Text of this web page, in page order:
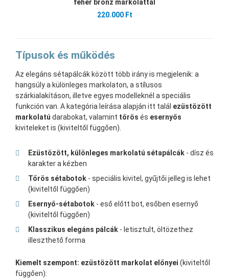
fehér bronz markolattal
220.000 Ft
Típusok és működés
Az elegáns sétapálcák között több irány is megjelenik: a
hangsúly a különleges markolaton, a stílusos
szárkialakításon, illetve egyes modelleknél a speciális
funkción van. A kategória leírása alapján itt talál ezüstözött
markolatú darabokat, valamint tőrös és esernyős
kiviteleket is (kiviteltől függően).
Ezüstözött, különleges markolatú sétapálcák - dísz és
karakter a kézben
Tőrös sétabotok - speciális kivitel, gyűjtői jelleg is lehet
(kiviteltől függően)
Esernyő-sétabotok - eső előtt bot, esőben esernyő
(kiviteltől függően)
Klasszikus elegáns pálcák - letisztult, öltözethez
illeszthető forma
Kiemelt szempont: ezüstözött markolat előnyei (kiviteltől
függően):